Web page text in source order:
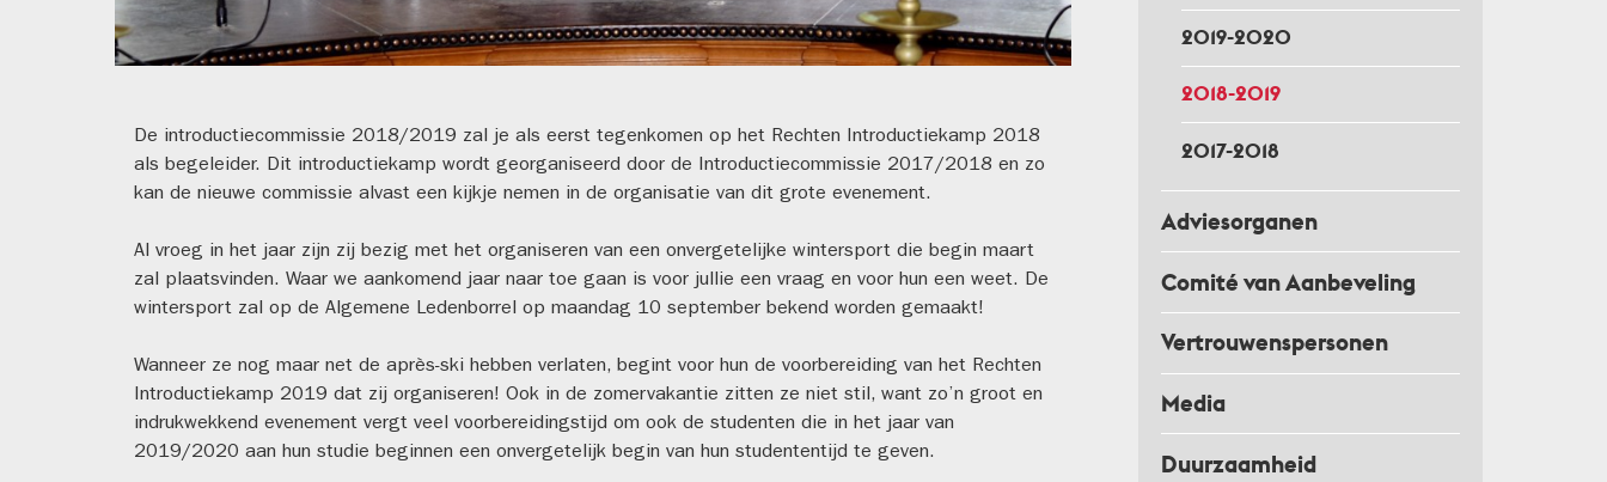
2019-2020
2018-2019
2017-2018
Adviesorganen
Comité van Aanbeveling
Vertrouwenspersonen
Media
Duurzaamheid
De introductiecommissie 2018/2019 zal je als eerst tegenkomen op het Rechten Introductiekamp 2018
als begeleider. Dit introductiekamp wordt georganiseerd door de Introductiecommissie 2017/2018 en zo
kan de nieuwe commissie alvast een kijkje nemen in de organisatie van dit grote evenement.
Al vroeg in het jaar zijn zij bezig met het organiseren van een onvergetelijke wintersport die begin maart
zal plaatsvinden. Waar we aankomend jaar naar toe gaan is voor jullie een vraag en voor hun een weet. De
wintersport zal op de Algemene Ledenborrel op maandag 10 september bekend worden gemaakt!
Wanneer ze nog maar net de après-ski hebben verlaten, begint voor hun de voorbereiding van het Rechten
Introductiekamp 2019 dat zij organiseren! Ook in de zomervakantie zitten ze niet stil, want zo’n groot en
indrukwekkend evenement vergt veel voorbereidingstijd om ook de studenten die in het jaar van
2019/2020 aan hun studie beginnen een onvergetelijk begin van hun studententijd te geven.